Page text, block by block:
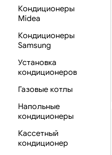
Кондиционеры
Midea
Кондиционеры
Samsung
Установка
кондиционеров
Газовые котлы
Напольные
кондиционеры
Кассетный
кондиционер